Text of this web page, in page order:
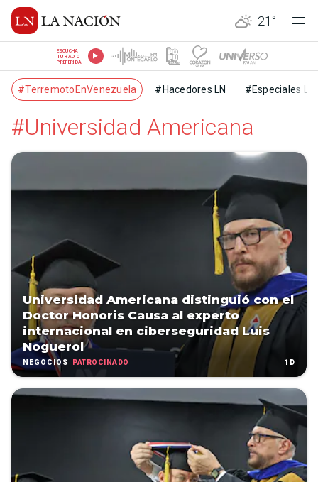
21 °
ESCUCHÁ
TU RADIO
PREFERIDA
#TerremotoEnVenezuela #Hacedores LN #Especiales LN
#Universidad Americana
Universidad Americana distinguió con el
Doctor Honoris Causa al experto
internacional en ciberseguridad Luis
Noguerol
NEGOCIOS PATROCINADO 1D